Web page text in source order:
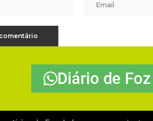
Diário de